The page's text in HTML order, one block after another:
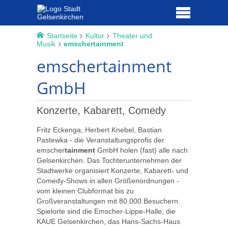
Startseite Kultur
Theater und
Musik
emschertainment
emschertainment
GmbH
Konzerte, Kabarett, Comedy
Fritz Eckenga, Herbert Knebel, Bastian
Pastewka - die Veranstaltungsprofis der
emschertainment GmbH holen (fast) alle nach
Gelsenkirchen. Das Tochterunternehmen der
Stadtwerke organisiert Konzerte, Kabarett- und
Comedy-Shows in allen Größenordnungen -
vom kleinen Clubformat bis zu
Großveranstaltungen mit 80.000 Besuchern.
Spielorte sind die Emscher-Lippe-Halle, die
KAUE Gelsenkirchen, das Hans-Sachs-Haus